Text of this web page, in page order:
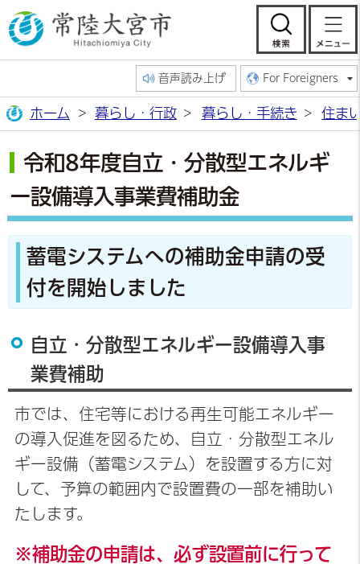
常陸大宮市公
検
音声読み上げ For Foreigners
ホーム 暮らし・行政 暮らし・手続き 住ま
令和8年度自立・分散型エネルギ
ー設備導入事業費補助金
蓄電システムへの補助金申請の受
付を開始しました
自立・分散型エネルギー設備導入事
業費補助
市では、住宅等における再生可能エネルギー
の導入促進を図るため、自立・分散型エネル
ギー設備（蓄電システム）を設置する方に対
して、予算の範囲内で設置費の一部を補助い
たします。
※補助金の申請は、必ず設置前に行って